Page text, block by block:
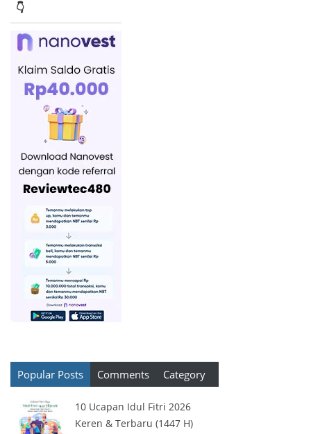
👇
Popular Posts Comments Category
10 Ucapan Idul Fitri 2026
Keren & Terbaru (1447 H)